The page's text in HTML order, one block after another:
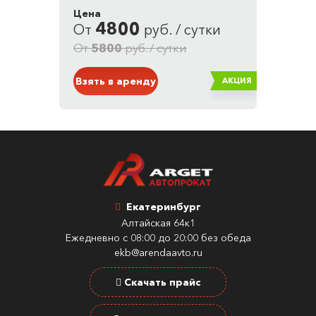
Привод: полный
Кузов: Кроссовер
Серый
Цена
От 4800 руб. / сутки
От5800руб. / сутки
Взять в аренду АКЦИЯ
Екатеринбург
Алтайская 64к1
Ежедневно с 08:00 до 20:00 без обеда
ekb@arendaavto.ru
Скачать прайс